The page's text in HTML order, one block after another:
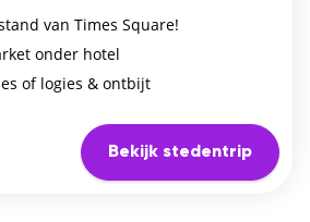
van Times Square!
onder hotel
of logies & ontbijt
Bekijk stedentrip